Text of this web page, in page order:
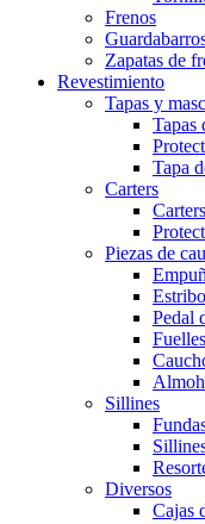
Frenos
Zapatas de
Revestimiento
Tapas y
Tapas
Tapa
Carters
Piezas de
Pedal
Sillines
Diversos
Cajas